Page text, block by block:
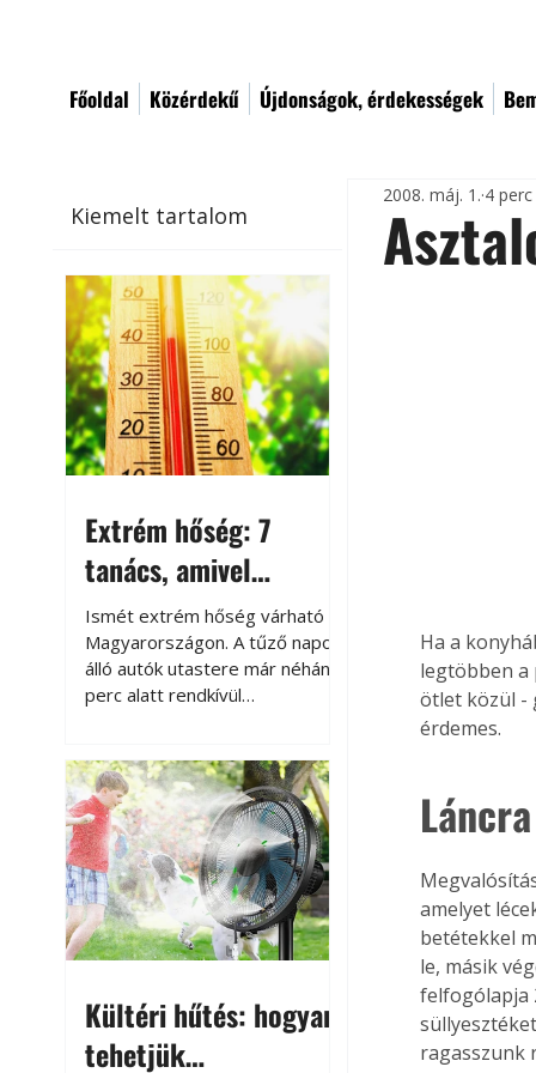
Főoldal Közérdekű Újdonságok, érdekességek
Kiemelt tartalom
Extrém hőség: 7
tanács, amivel
megóvhatjuk
autónkat a nyári
károktól
Ismét extrém hőség várható
Magyarországon. A tűző napon
álló autók utastere már néhány
perc alatt rendkívül
megközelítheti. Ez nemcsak a
beszállást teszi kellemetlenné,
hanem az autó állapotára és a
benne hagyott tárgyakra is
káros hatással lehet. Néhány
egyszerű óvintézkedéssel
azonban jelentősen
csökkenthetjük a hőség káros
Kültéri hűtés: hogyan
tehetjük
2008. máj. 1. 4
Ha a
legtöbben a
ötlet közül -
érdemes.
amelyet
betétekkel
le, másik
felfogólapja
ragasszunk